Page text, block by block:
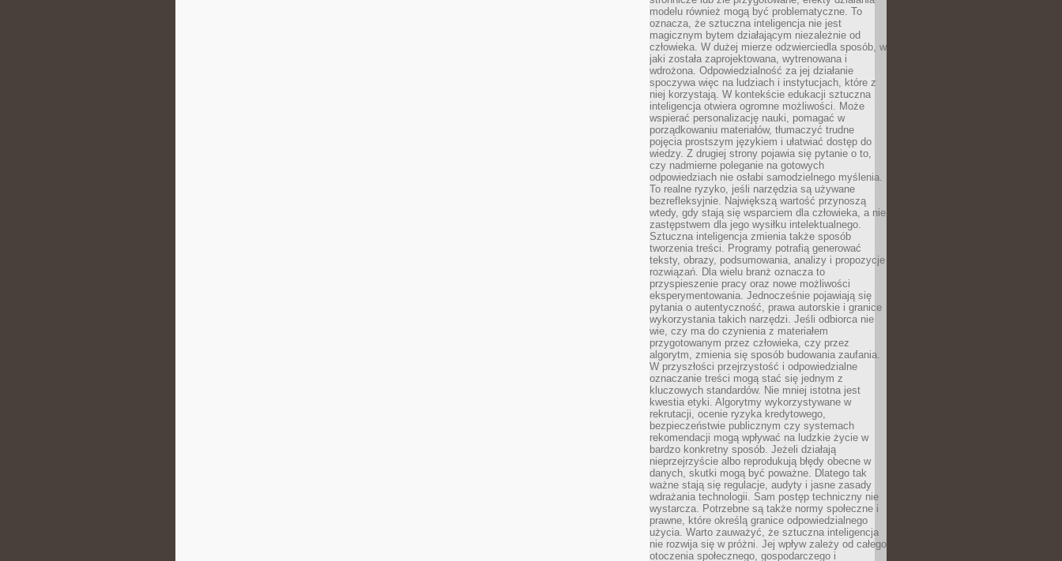
modelu również mogą być problematyczne. To
oznacza, że sztuczna inteligencja nie jest
magicznym bytem działającym niezależnie od
człowieka. W dużej mierze odzwierciedla sposób, w
jaki została zaprojektowana, wytrenowana i
wdrożona. Odpowiedzialność za jej działanie
spoczywa więc na ludziach i instytucjach, które z
niej korzystają. W kontekście edukacji sztuczna
inteligencja otwiera ogromne możliwości. Może
wspierać personalizację nauki, pomagać w
porządkowaniu materiałów, tłumaczyć trudne
pojęcia prostszym językiem i ułatwiać dostęp do
wiedzy. Z drugiej strony pojawia się pytanie o to,
czy nadmierne poleganie na gotowych
odpowiedziach nie osłabi samodzielnego myślenia.
To realne ryzyko, jeśli narzędzia są używane
bezrefleksyjnie. Największą wartość przynoszą
wtedy, gdy stają się wsparciem dla człowieka, a nie
zastępstwem dla jego wysiłku intelektualnego.
Sztuczna inteligencja zmienia także sposób
tworzenia treści. Programy potrafią generować
teksty, obrazy, podsumowania, analizy i propozycje
rozwiązań. Dla wielu branż oznacza to
przyspieszenie pracy oraz nowe możliwości
eksperymentowania. Jednocześnie pojawiają się
pytania o autentyczność, prawa autorskie i granice
wykorzystania takich narzędzi. Jeśli odbiorca nie
wie, czy ma do czynienia z materiałem
przygotowanym przez człowieka, czy przez
algorytm, zmienia się sposób budowania zaufania.
W przyszłości przejrzystość i odpowiedzialne
oznaczanie treści mogą stać się jednym z
kluczowych standardów. Nie mniej istotna jest
kwestia etyki. Algorytmy wykorzystywane w
rekrutacji, ocenie ryzyka kredytowego,
bezpieczeństwie publicznym czy systemach
rekomendacji mogą wpływać na ludzkie życie w
bardzo konkretny sposób. Jeżeli działają
nieprzejrzyście albo reprodukują błędy obecne w
danych, skutki mogą być poważne. Dlatego tak
ważne stają się regulacje, audyty i jasne zasady
wdrażania technologii. Sam postęp techniczny nie
wystarcza. Potrzebne są także normy społeczne i
prawne, które określą granice odpowiedzialnego
użycia. Warto zauważyć, że sztuczna inteligencja
nie rozwija się w próżni. Jej wpływ zależy od całego
otoczenia społecznego, gospodarczego i